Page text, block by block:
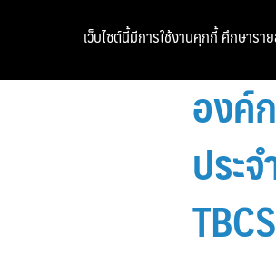
องค์
ประ
เว็บไซต์นี้มีการใช้งานคุกกี้ ศึกษาราย